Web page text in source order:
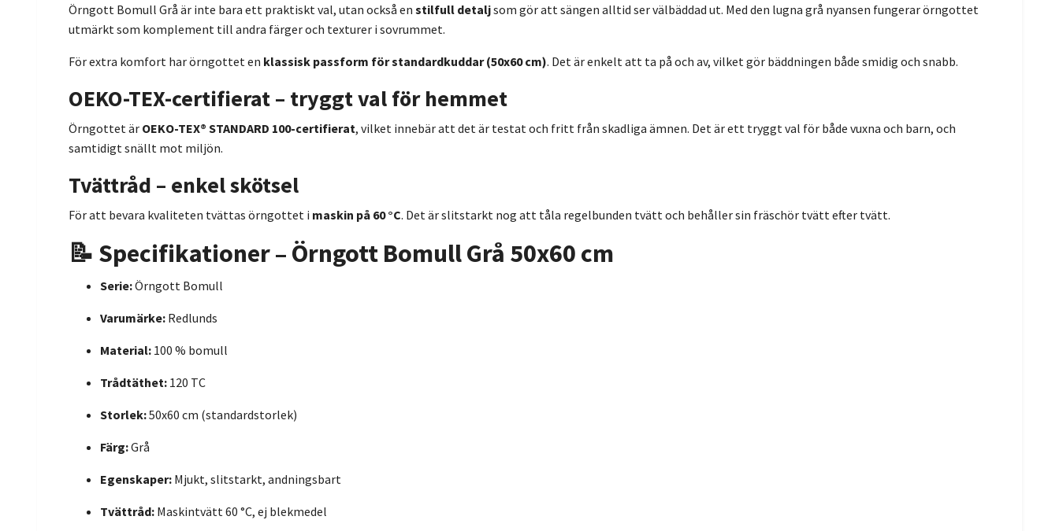
Örngott Bomull Grå är inte bara ett praktiskt val, utan också en stilfull detaljsom gör att sängen alltid ser välbäddad ut. Med den lugna grå nyansen fungerar örngottet
utmärkt som komplement till andra färger och texturer i sovrummet.
För extra komfort har örngottet en klassisk passform för standardkuddar (50x60 cm). Det är enkelt att ta på och av, vilket gör bäddningen både smidig och snabb.
OEKO-TEX-certifierat – tryggt val för hemmet
Örngottet är OEKO-TEX® STANDARD 100-certifierat, vilket innebär att det är testat och fritt från skadliga ämnen. Det är ett tryggt val för både vuxna och barn, och
samtidigt snällt mot miljön.
Tvättråd – enkel skötsel
För att bevara kvaliteten tvättas örngottet i maskin på 60 °C. Det är slitstarkt nog att tåla regelbunden tvätt och behåller sin fräschör tvätt efter tvätt.
📝 Specifikationer – Örngott Bomull Grå 50x60 cm
Serie:Örngott Bomull
Varumärke: Redlunds
Material: 100 % bomull
Trådtäthet: 120 TC
Storlek:50x60 cm (standardstorlek)
Färg:Grå
Egenskaper: Mjukt, slitstarkt, andningsbart
Tvättråd: Maskintvätt 60 °C, ej blekmedel